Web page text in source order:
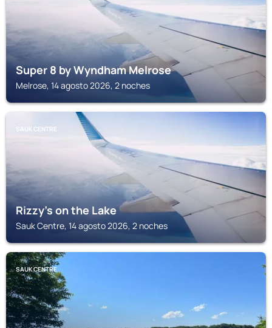
Super 8 by Wyndham Melrose
Melrose, 14 agosto 2026, 2 noches
SAUK CENTRE
Rizzy's on the Lake
Sauk Centre, 14 agosto 2026, 2 noches
SAUK CENTRE